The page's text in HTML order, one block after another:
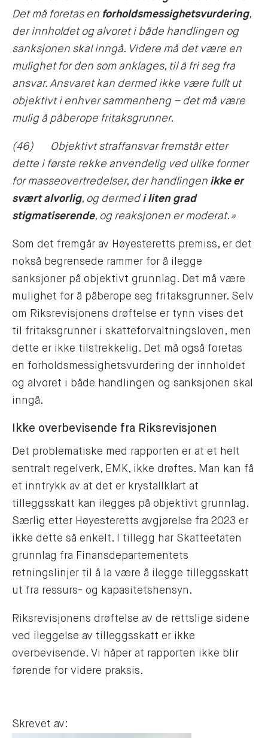
Det må foretas en forholdsmessighetsvurdering,
der innholdet og alvoret i både handlingen og
sanksjonen skal inngå. Videre må det være en
mulighet for den som anklages, til å fri seg fra
ansvar. Ansvaret kan dermed ikke være fullt ut
objektivt i enhver sammenheng – det må være
mulig å påberope fritaksgrunner.
(46) Objektivt straffansvar fremstår etter
dette i første rekke anvendelig ved ulike former
for masseovertredelser, der handlingen ikke er
svært alvorlig, og dermed i liten grad
stigmatiserende, og reaksjonen er moderat.»
Som det fremgår av Høyesteretts premiss, er det
nokså begrensede rammer for å ilegge
sanksjoner på objektivt grunnlag. Det må være
mulighet for å påberope seg fritaksgrunner. Selv
om Riksrevisjonens drøftelse er tynn vises det
til fritaksgrunner i skatteforvaltningsloven, men
dette er ikke tilstrekkelig. Det må også foretas
en forholdsmessighetsvurdering der innholdet
og alvoret i både handlingen og sanksjonen skal
inngå.
Ikke overbevisende fra Riksrevisjonen
Det problematiske med rapporten er at et helt
sentralt regelverk, EMK, ikke drøftes. Man kan få
et inntrykk av at det er krystallklart at
tilleggsskatt kan ilegges på objektivt grunnlag.
Særlig etter Høyesteretts avgjørelse fra 2023 er
ikke dette så enkelt. I tillegg har Skatteetaten
grunnlag fra Finansdepartementets
retningslinjer til å la være å ilegge tilleggsskatt
ut fra ressurs- og kapasitetshensyn.
Riksrevisjonens drøftelse av de rettslige sidene
ved ileggelse av tilleggsskatt er ikke
overbevisende. Vi håper at rapporten ikke blir
førende for videre praksis.
Skrevet av: